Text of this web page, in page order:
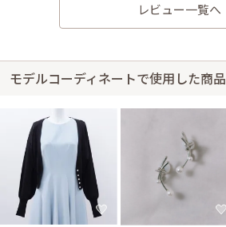
レビュー一覧へ
モデルコーディネートで使用した商品